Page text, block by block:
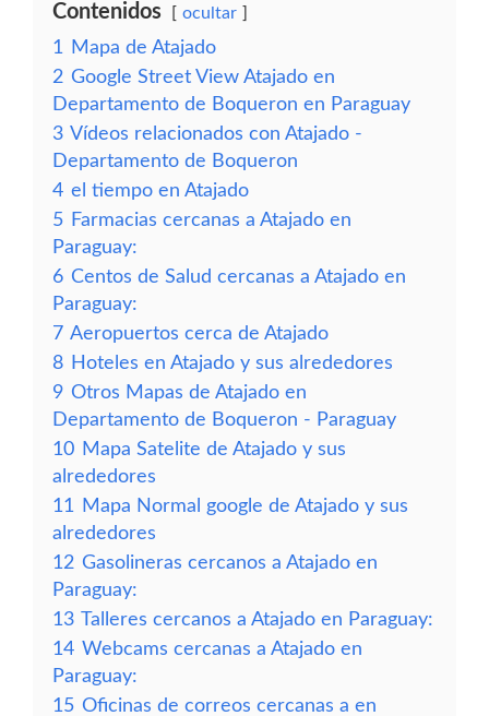
Contenidos ocultar
1
Mapa de Atajado
2 Google Street View Atajado en
Departamento de Boqueron en Paraguay
3 Vídeos relacionados con Atajado -
Departamento de Boqueron
4 el tiempo en Atajado
5 Farmacias cercanas a Atajado en
Paraguay:
6 Centos de Salud cercanas a Atajado en
Paraguay:
7 Aeropuertos cerca de Atajado
8 Hoteles en Atajado y sus alrededores
9 Otros Mapas de Atajado en
Departamento de Boqueron - Paraguay
10 Mapa Satelite de Atajado y sus
alrededores
11
Mapa Normal google de Atajado y sus
alrededores
12 Gasolineras cercanos a Atajado en
Paraguay:
13 Talleres cercanos a Atajado en Paraguay:
14 Webcams cercanas a Atajado en
Paraguay:
15 Oficinas de correos cercanas a en